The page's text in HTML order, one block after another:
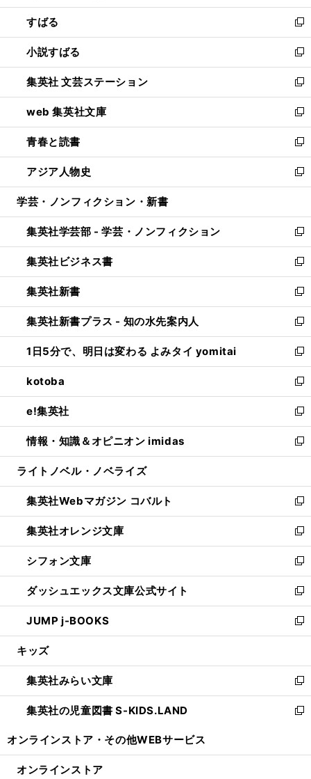
開
く
ウ
で
開
く
ン
ド
ウ
で
開
く
すばる
新
し
い
ウ
ィ
ン
ド
ウ
で
開
く
小説すばる
新
し
い
ウ
ィ
ン
ド
ウ
で
開
集英社 文芸ステーション
新
し
い
ウ
ィ
ン
ド
ウ
開
く
web 集英社文庫
新
し
い
ウ
ィ
ン
ウ
で
開
く
青春と読書
新
し
い
ウ
ン
ド
ウ
で
開
く
アジア人物史
新
し
ウ
ィ
ン
ド
ウ
で
開
く
学芸・ノンフィクション・新書
集英社学芸部 - 学芸・ノンフィクション
新
し
い
ウ
ィ
ン
ド
ウ
で
開
く
集英社ビジネス書
新
し
い
ウ
ィ
ン
ド
ウ
で
開
く
集英社新書
新
し
い
ウ
ィ
ン
ド
ウ
で
開
く
集英社新書プラス - 知の水先案内人
新
し
い
ウ
ィ
ン
ド
ウ
で
開
1日5分で、明日は変わる よみタイ yomitai
新
し
い
ウ
ィ
ン
ド
ウ
開
く
kotoba
新
し
い
ウ
ィ
ン
ウ
で
開
く
e!集英社
新
し
い
ウ
ン
ド
ウ
で
開
く
情報・知識＆オピニオン imidas
新
し
ウ
ィ
ン
ド
ウ
で
開
く
ライトノベル・ノベライズ
集英社Webマガジン コバルト
新
し
い
ウ
ィ
ン
ド
ウ
で
開
集英社オレンジ文庫
新
し
い
ウ
ィ
ン
ド
ウ
開
く
シフォン文庫
新
し
い
ウ
ィ
ン
ウ
で
開
く
ダッシュエックス文庫公式サイト
新
し
い
ウ
ン
ド
ウ
で
JUMP j-BOOKS
新
し
ウ
ィ
ン
ド
開
キッズ
集英社みらい文庫
新
し
い
ン
集英社の児童図書 S-KIDS.LAND
新
ウ
オンラインストア・ その他WEBサービス
オンラインストア